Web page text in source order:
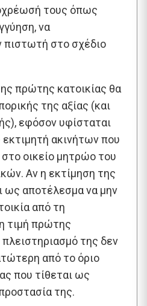
τους όπως
να
πιστωτή στο σχέδιο
πρώτης κατοικίας θα
της αξίας (και
εφόσον υφίσταται
ακινήτων που
στο οικείο μητρώο του
Αν η εκτίμηση της
ως αποτέλεσμα να μην
από τη
τιμή πρώτης
της δεν
από το όριο
που τίθεται ως
της.